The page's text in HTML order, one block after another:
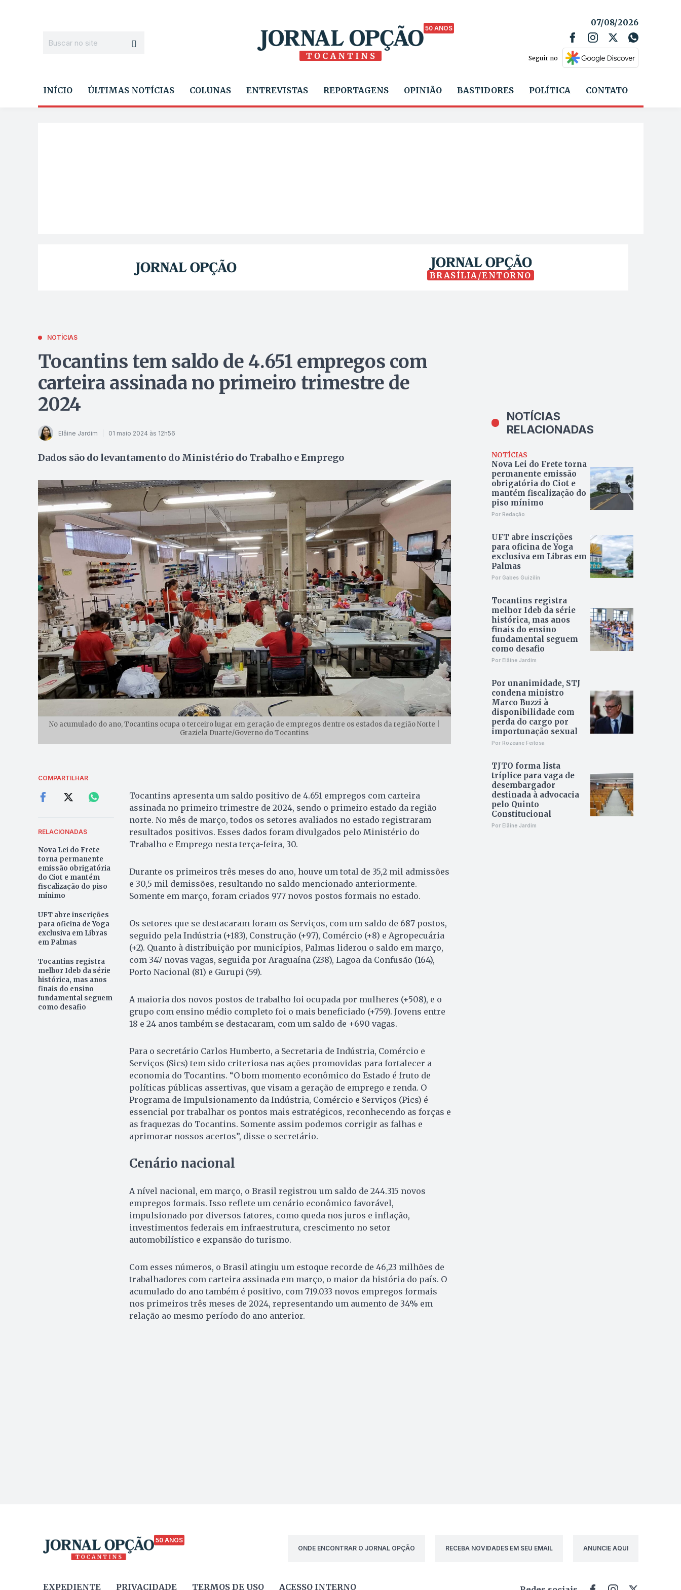
50 ANOS
07/08/2026
Seguir no
INÍCIO ÚLTIMAS NOTÍCIAS COLUNAS ENTREVISTAS REPORTAGENS OPINIÃO BASTIDORES POLÍTICA CONTATO
BRASÍLIA/ENTORNO
NOTÍCIAS
Tocantins tem saldo de 4.651 empregos com
carteira assinada no primeiro trimestre de
2024
Elâine Jardim 01 maio 2024 às 12h56
Dados são do levantamento do Ministério do Trabalho e Emprego
No acumulado do ano, Tocantins ocupa o terceiro lugar em geração de empregos dentre os estados da região Norte |
Graziela Duarte/Governo do Tocantins
COMPARTILHAR
RELACIONADAS
Nova Lei do Frete
torna permanente
emissão obrigatória
do Ciot e mantém
fiscalização do piso
mínimo
UFT abre inscrições
para oficina de Yoga
exclusiva em Libras
em Palmas
Tocantins registra
melhor Ideb da série
histórica, mas anos
finais do ensino
fundamental seguem
como desafio
Tocantins apresenta um saldo positivo de 4.651 empregos com carteira
assinada no primeiro trimestre de 2024, sendo o primeiro estado da região
norte. No mês de março, todos os setores avaliados no estado registraram
resultados positivos. Esses dados foram divulgados pelo Ministério do
Trabalho e Emprego nesta terça-feira, 30.
Durante os primeiros três meses do ano, houve um total de 35,2 mil admissões
e 30,5 mil demissões, resultando no saldo mencionado anteriormente.
Somente em março, foram criados 977 novos postos formais no estado.
Os setores que se destacaram foram os Serviços, com um saldo de 687 postos,
seguido pela Indústria (+183), Construção (+97), Comércio (+8) e Agropecuária
(+2). Quanto à distribuição por municípios, Palmas liderou o saldo em março,
com 347 novas vagas, seguida por Araguaína (238), Lagoa da Confusão (164),
Porto Nacional (81) e Gurupi (59).
A maioria dos novos postos de trabalho foi ocupada por mulheres (+508), e o
grupo com ensino médio completo foi o mais beneficiado (+759). Jovens entre
18 e 24 anos também se destacaram, com um saldo de +690 vagas.
Para o secretário Carlos Humberto, a Secretaria de Indústria, Comércio e
Serviços (Sics) tem sido criteriosa nas ações promovidas para fortalecer a
economia do Tocantins. “O bom momento econômico do Estado é fruto de
políticas públicas assertivas, que visam a geração de emprego e renda. O
Programa de Impulsionamento da Indústria, Comércio e Serviços (Pics) é
essencial por trabalhar os pontos mais estratégicos, reconhecendo as forças e
as fraquezas do Tocantins. Somente assim podemos corrigir as falhas e
aprimorar nossos acertos”, disse o secretário.
Cenário nacional
A nível nacional, em março, o Brasil registrou um saldo de 244.315 novos
empregos formais. Isso reflete um cenário econômico favorável,
impulsionado por diversos fatores, como queda nos juros e inflação,
investimentos federais em infraestrutura, crescimento no setor
automobilístico e expansão do turismo.
Com esses números, o Brasil atingiu um estoque recorde de 46,23 milhões de
trabalhadores com carteira assinada em março, o maior da história do país. O
acumulado do ano também é positivo, com 719.033 novos empregos formais
nos primeiros três meses de 2024, representando um aumento de 34% em
relação ao mesmo período do ano anterior.
NOTÍCIAS
RELACIONADAS
NOTÍCIAS
Nova Lei do Frete torna
permanente emissão
obrigatória do Ciot e
mantém fiscalização do
piso mínimo
Por Redação
UFT abre inscrições
para oficina de Yoga
exclusiva em Libras em
Palmas
Por Gabes Guizilin
Tocantins registra
melhor Ideb da série
histórica, mas anos
finais do ensino
fundamental seguem
como desafio
Por Elâine Jardim
Por unanimidade, STJ
condena ministro
Marco Buzzi à
disponibilidade com
perda do cargo por
importunação sexual
Por Rozeane Feitosa
TJTO forma lista
tríplice para vaga de
desembargador
destinada à advocacia
pelo Quinto
Constitucional
Por Elâine Jardim
50 ANOS
ONDE ENCONTRAR O JORNAL OPÇÃO
RECEBA NOVIDADES EM SEU EMAIL ANUNCIE AQUI
EXPEDIENTE PRIVACIDADE TERMOS DE USO ACESSO INTERNO